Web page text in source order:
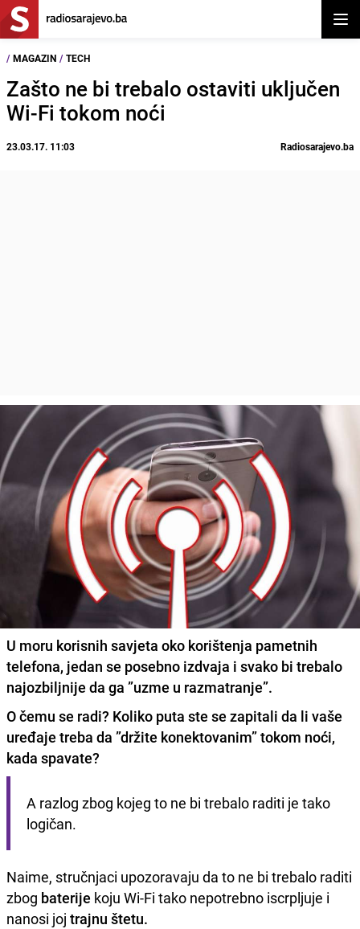
/ MAGAZIN / TECH
Zašto ne bi trebalo ostaviti uključen
Wi-Fi tokom noći
23.03.17. 11:03 Radiosarajevo.ba
U moru korisnih savjeta oko korištenja pametnih
telefona, jedan se posebno izdvaja i svako bi trebalo
najozbiljnije da ga ”uzme u razmatranje”.
O čemu se radi? Koliko puta ste se zapitali da li vaše
uređaje treba da ”držite konektovanim” tokom noći,
kada spavate?
A razlog zbog kojeg to ne bi trebalo raditi je tako
logičan.
Naime, stručnjaci upozoravaju da to ne bi trebalo raditi
zbog baterije koju Wi-Fi tako nepotrebno iscrpljuje i
nanosi joj trajnu štetu.